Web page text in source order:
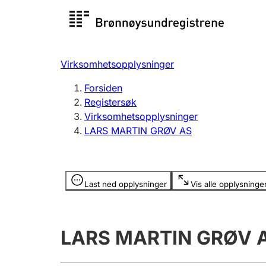
Registersøk
Registrere, endre, slette
Virksomhetsopplysninger
Forsiden
Registersøk
Virksomhetsopplysninger
LARS MARTIN GRØV AS
Last ned opplysninger Vis alle
Opplysninger er skjult
LARS MARTIN GRØV